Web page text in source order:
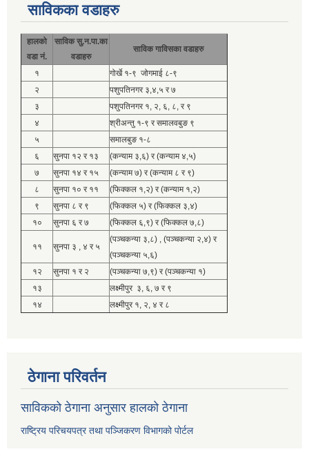
साविकका वडाहरु
हालको
वडा नं.
साविक सु.न.पा.का
वडाहरु
साविक गाविसका वडाहरु
१
गोर्खे १-९ जोगमाई ८-९
२
पशुपतिनगर ३,४,५ र ७
३
पशुपतिनगर १, २, ६, ८, र ९
४
श्रीअन्तु १-९ र समालवबुङ ९
५
समालबुङ १-८
६
सुनपा १२ र १३
(कन्याम ३,६) र (कन्याम ४,५)
७
सुनपा १४ र १५
(कन्याम ७) र (कन्याम ८ र ९)
८
सुनपा १० र ११
(फिक्कल १,२) र (कन्याम १,२)
९
सुनपा ८ र ९
(फिक्कल ५) र (फिक्कल ३,४)
१०
सुनपा ६ र ७ (फिक्कल ६,९) र (फिक्कल ७,८)
११ सुनपा ३ , ४ र ५
(पञ्चकन्या ३,८) , (पञ्चकन्या २,४) र
(पञ्चकन्या ५,६)
१२
सुनपा १ र २
(पञ्चकन्या ७,९) र (पञ्चकन्या १)
१३
लक्ष्मीपुर ३, ६, ७ र ९
१४
लक्ष्मीपुर १, २, ४ र ८
ठेगाना परिवर्तन
साविकको ठेगाना अनुसार हालको ठेगाना
राष्ट्रिय परिचयपत्र तथा पञ्जिकरण विभागको पोर्टल